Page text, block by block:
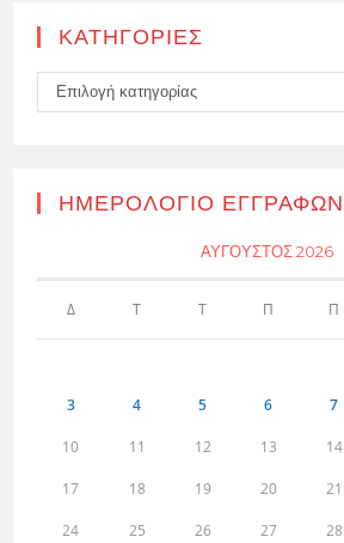
KΑΤΗΓΟΡΊΕΣ
Kατηγορίες
Επιλογή κατηγορίας
ΗΜΕΡΟΛΌΓΙΟ ΕΓΓΡΑΦΏΝ
ΑΎΓΟΥΣΤΟΣ 2026
Δ Τ Τ Π Π
3 4 5 6 7
10 11 12 13 14
17 18 19 20 21
24 25 26 27 28